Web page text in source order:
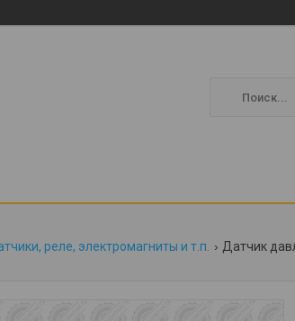
реле, электромагниты и т.п. Датчик